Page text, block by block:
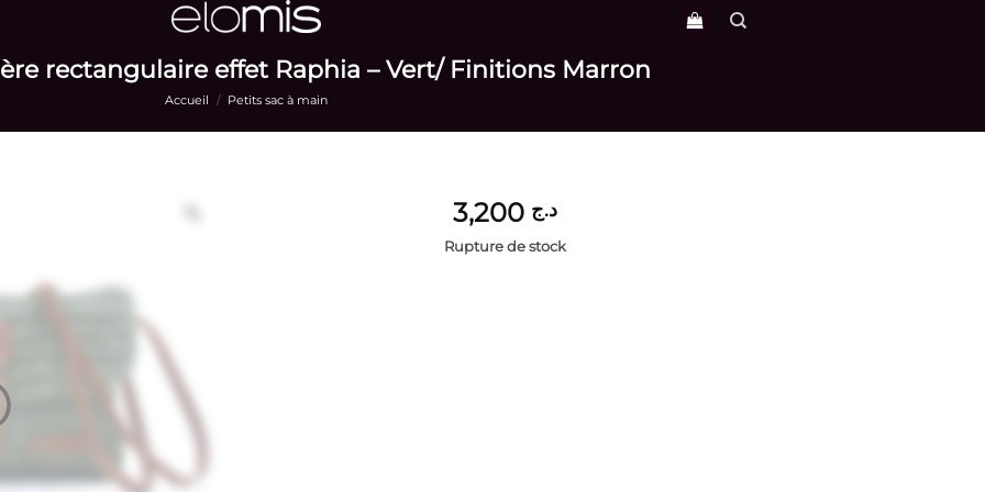
rectangulaire effet Raphia – Vert/ Finitions Marron
Accueil / Petits sac à main
د.ج 3,200
Rupture de stock